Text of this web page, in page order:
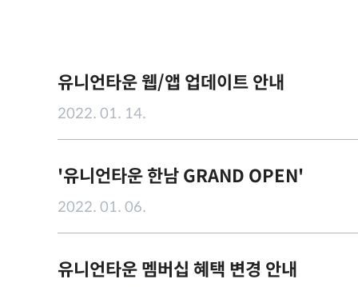
유니언타운 웹/앱 업데이트 안내
2022. 01. 14.
'유니언타운 한남 GRAND OPEN'
2022. 01. 06.
유니언타운 멤버십 혜택 변경 안내